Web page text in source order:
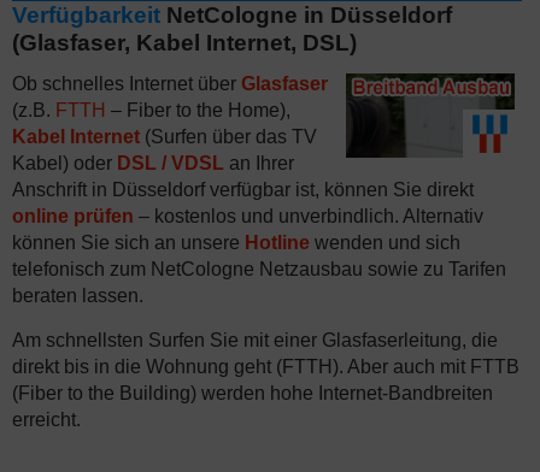
Verfügbarkeit NetCologne in Düsseldorf
(Glasfaser, Kabel Internet, DSL)
Ob schnelles Internet über Glasfaser
(z.B. FTTH – Fiber to the Home),
Kabel Internet (Surfen über das TV
Kabel) oder DSL / VDSL an Ihrer
Anschrift in Düsseldorf verfügbar ist, können Sie direkt
online prüfen – kostenlos und unverbindlich. Alternativ
können Sie sich an unsere Hotline wenden und sich
telefonisch zum NetCologne Netzausbau sowie zu Tarifen
beraten lassen.
Am schnellsten Surfen Sie mit einer Glasfaserleitung, die
direkt bis in die Wohnung geht (FTTH). Aber auch mit FTTB
(Fiber to the Building) werden hohe Internet-Bandbreiten
erreicht.